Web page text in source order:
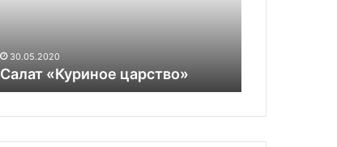
30.05.2020
Салат «Куриное царство»
этот